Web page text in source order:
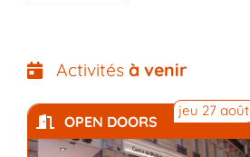
Activités à venir
OPEN DOORS
jeu 27 août